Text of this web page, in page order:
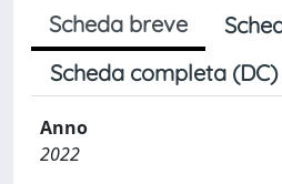
Scheda breve
Scheda completa (DC)
Anno
2022